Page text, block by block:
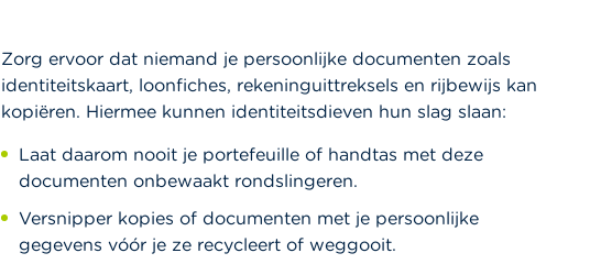
Zorg ervoor dat niemand je persoonlijke documenten zoals
identiteitskaart, loonfiches, rekeninguittreksels en rijbewijs kan
kopiëren. Hiermee kunnen identiteitsdieven hun slag slaan:
Laat daarom nooit je portefeuille of handtas met deze
documenten onbewaakt rondslingeren.
Versnipper kopies of documenten met je persoonlijke
gegevens vóór je ze recycleert of weggooit.